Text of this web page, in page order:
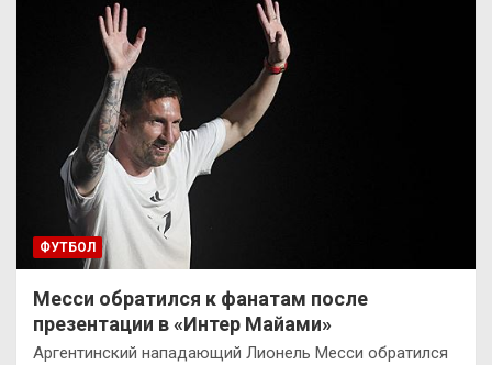
ФУТБОЛ
Месси обратился к фанатам после
презентации в «Интер Майами»
Аргентинский нападающий Лионель Месси обратился